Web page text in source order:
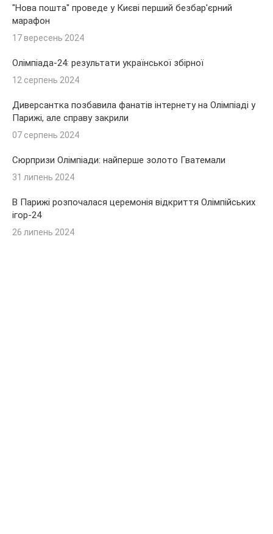
"Нова пошта" проведе у Києві перший безбар'єрний
марафон
17 вересень 2024
Олімпіада-24: результати української збірної
12 серпень 2024
Диверсантка позбавила фанатів інтернету на Олімпіаді у
Парижі, але справу закрили
07 серпень 2024
Сюрпризи Олімпіади: найперше золото Гватемали
31 липень 2024
В Парижі розпочалася церемонія відкриття Олімпійських
ігор-24
26 липень 2024